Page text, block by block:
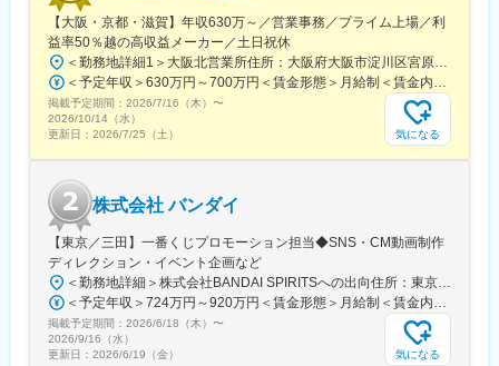
【大阪・京都・滋賀】年収630万～／営業事務／プライム上場／利
益率50％越の高収益メーカー／土日祝休
＜勤務地詳細1＞大阪北営業所住所：大阪府大阪市淀川区宮原3-5-36 新大阪トラストタワー勤務地最寄駅：新大阪駅受動喫煙対策：敷地内喫煙可能場所あり＜勤務地詳細2＞京都営業所住所：京都府京都市下京区四条通室町東入函谷鉾町101 アーバンネット四条烏丸ビル受動喫煙対策：屋内全面禁煙＜勤務地詳細3＞滋賀営業所住所：滋賀県大津市中央2-2-6 受動喫煙対策：屋内全面禁煙変更の範囲：会社の定める事業所
＜予定年収＞630万円～700万円＜賃金形態＞月給制＜賃金内訳＞月額（基本給）：279,000円～281,000円＜月給＞279,000円～281,000円＜昇給有無＞有＜残業手当＞有＜給与補足＞上記は入社初年度の想定年収です。※月給の金額とは別で、残業代、業績賞与支給有り※賞与：年4回、昇給：年1～2回※経験・能力等を考慮の上、同社規定により待遇を決定します※年収は会社業績によって変動することがあります賃金はあくまでも目安の金額であり、選考を通じて上下する可能性があります。月給(月額)は固定手当を含めた表記です。
掲載予定期間： 2026/7/16（木） 〜
2026/10/14（水）
更新日： 2026/7/25（土） 気になる
株式会社 バンダイ
【東京／三田】一番くじプロモーション担当◆SNS・CM動画制作
ディレクション・イベント企画など
＜勤務地詳細＞株式会社BANDAI SPIRITSへの出向住所：東京都港区三田3‐5‐19 住友不動産東京三田ガーデンタワー受動喫煙対策：屋内全面禁煙変更の範囲：会社の定める事業所
＜予定年収＞724万円～920万円＜賃金形態＞月給制＜賃金内訳＞月額（基本給）：315,000円～400,000円＜月給＞315,000円～400,000円＜昇給有無＞有＜残業手当＞有＜給与補足＞※役職と給与は、経験・能力などを考慮し最終決定■昇給：年1回■賞与：年1回■年収例（一般）759万円／中途入社2年目／月給33万円＋時間外手当（30時間）＋賞与■年収例（チーフ）920万円／中途入社2年目／月給40万円＋時間外手当（30時間）＋賞与賃金はあくまでも目安の金額であり、選考を通じて上下する可能性があります。月給(月額)は固定手当を含めた表記です。
掲載予定期間： 2026/6/18（木） 〜
2026/9/16（水）
更新日： 2026/6/19（金） 気になる